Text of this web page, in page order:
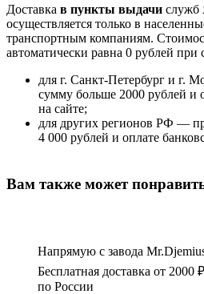
Доставка в пункты выдачи служб
осуществляется только в
транспортным компаниям.
автоматически равна 0 рублей
для г. Санкт-Петербург и г.
сумму больше 2000 рублей и
на сайте;
для других регионов РФ —
4 000 рублей и оплате
Вам также может
Напрямую с завода
Бесплатная доставка от
по России